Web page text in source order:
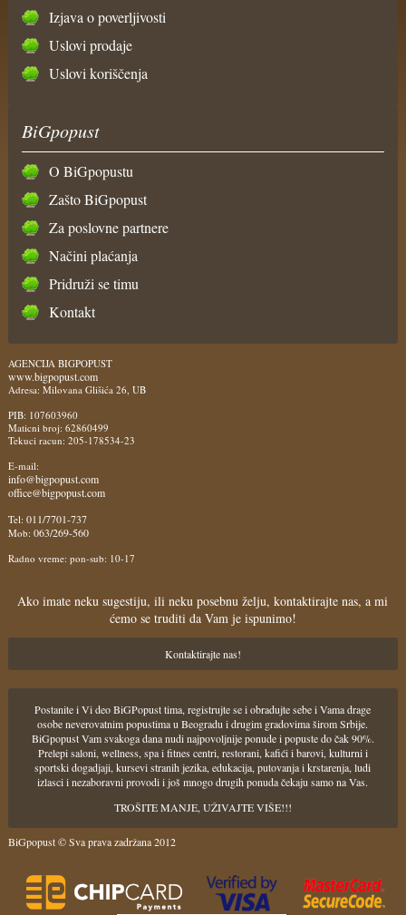
Izjava o poverljivosti
Uslovi prodaje
Uslovi koriščenja
BiGpopust
O BiGpopustu
Zašto BiGpopust
Za poslovne partnere
Načini plaćanja
Pridruži se timu
Kontakt
AGENCIJA BIGPOPUST
www.bigpopust.com
Adresa: Milovana Glišića 26, UB
PIB: 107603960
Maticni broj: 62860499
Tekuci racun: 205-178534-23
E-mail:
info@bigpopust.com
office@bigpopust.com
Tel: 011/7701-737
Mob: 063/269-560
Radno vreme: pon-sub: 10-17
Ako imate neku sugestiju, ili neku posebnu želju, kontaktirajte nas, a mi
ćemo se truditi da Vam je ispunimo!
Kontaktirajte nas!
Postanite i Vi deo BiGPopust tima, registrujte se i obradujte sebe i Vama drage
osobe neverovatnim popustima u Beogradu i drugim gradovima širom Srbije.
BiGpopust Vam svakoga dana nudi najpovoljnije ponude i popuste do čak 90%.
Prelepi saloni, wellness, spa i fitnes centri, restorani, kafići i barovi, kulturni i
sportski dogadjaji, kursevi stranih jezika, edukacija, putovanja i krstarenja, ludi
izlasci i nezaboravni provodi i još mnogo drugih ponuda čekaju samo na Vas.
TROŠITE MANJE, UŽIVAJTE VIŠE!!!
BiGpopust © Sva prava zadržana 2012